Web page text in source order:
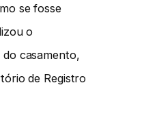
se fosse
o
casamento,
de Registro